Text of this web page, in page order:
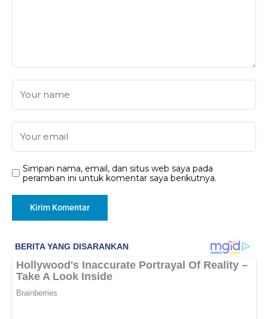
Simpan nama, email, dan situs web saya pada
peramban ini untuk komentar saya berikutnya.